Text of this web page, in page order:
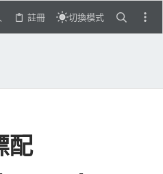
註冊 切換模式
配